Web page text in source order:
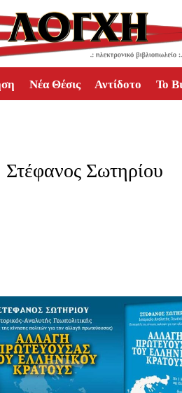
Νέα Θέσις Αντίδοτο Το
Στέφανος Σωτηρίου